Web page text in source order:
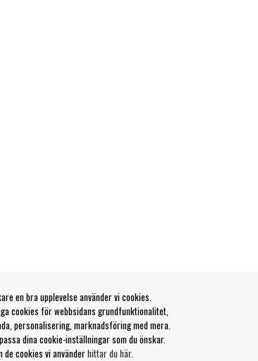
en bra upplevelse använder vi cookies.
cookies för webbsidans grundfunktionalitet,
personalisering, marknadsföring med mera.
dina cookie-inställningar som du önskar.
de cookies vi använderhittar du här.